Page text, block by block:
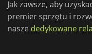
Jak zawsze, aby
premier sprzętu i
nasze dedykowane